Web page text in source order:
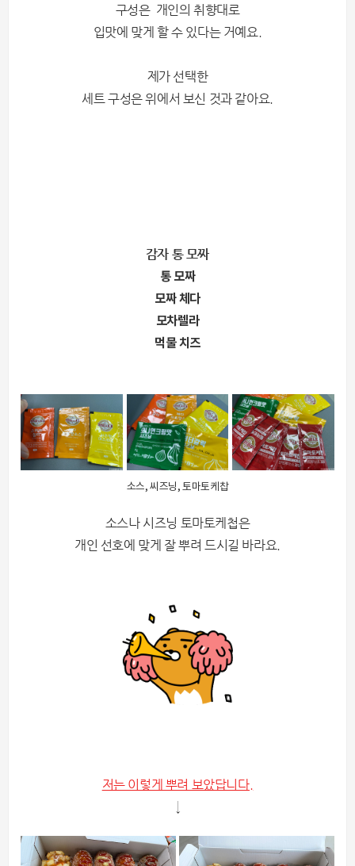
구성은 개인의 취향대로
입맛에 맞게 할 수 있다는 거예요.
제가 선택한
세트 구성은 위에서 보신 것과 같아요.
감자 통 모짜
통 모짜
모짜 체다
모차렐라
먹물 치즈
소스, 씨즈닝, 토마토케찹
소스나 시즈닝 토마토케첩은
개인 선호에 맞게 잘 뿌려 드시길 바라요.
저는 이렇게 뿌려 보았답니다.